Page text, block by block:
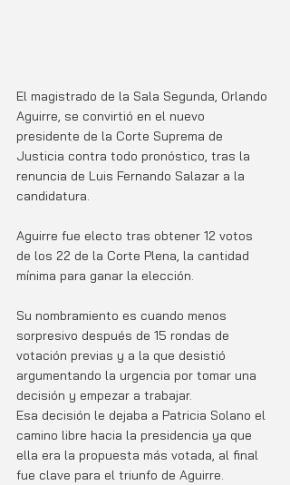
El magistrado de la Sala Segunda, Orlando
Aguirre, se convirtió en el nuevo
presidente de la Corte Suprema de
Justicia contra todo pronóstico, tras la
renuncia de Luis Fernando Salazar a la
candidatura.
Aguirre fue electo tras obtener 12 votos
de los 22 de la Corte Plena, la cantidad
mínima para ganar la elección.
Su nombramiento es cuando menos
sorpresivo después de 15 rondas de
votación previas y a la que desistió
argumentando la urgencia por tomar una
decisión y empezar a trabajar.
Esa decisión le dejaba a Patricia Solano el
camino libre hacia la presidencia ya que
ella era la propuesta más votada, al final
fue clave para el triunfo de Aguirre.